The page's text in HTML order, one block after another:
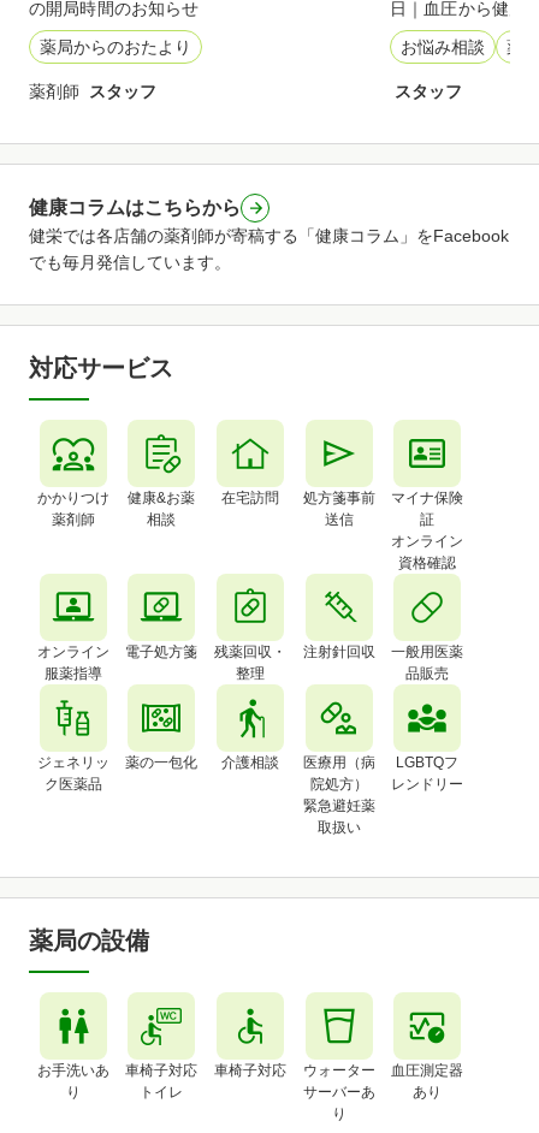
の開局時間のお知らせ
薬局からのおたより
薬剤師 スタッフ
日｜血圧から健康
お悩み相談
薬
スタッフ
健康コラムはこちらから
健栄では各店舗の薬剤師が寄稿する「健康コラム」をFacebook
でも毎月発信しています。
対応サービス
かかりつけ
薬剤師
健康&お薬
相談
在宅訪問
処方箋事前
送信
マイナ保険
証
オンライン
資格確認
オンライン
服薬指導
電子処方箋
残薬回収・
整理
注射針回収
一般用医薬
品販売
ジェネリッ
ク医薬品
薬の一包化 介護相談
医療用（病
院処方）
緊急避妊薬
取扱い
LGBTQフ
レンドリー
薬局の設備
お手洗いあ
り
車椅子対応
トイレ
車椅子対応
ウォーター
サーバーあ
り
血圧測定器
あり